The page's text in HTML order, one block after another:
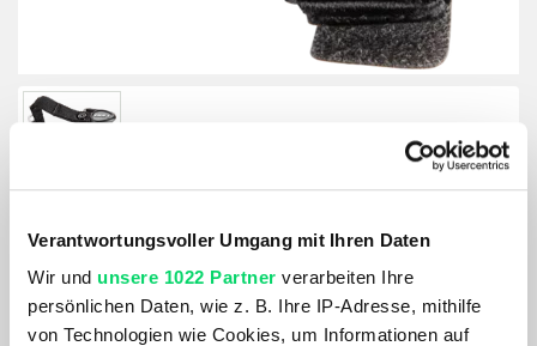
Verantwortungsvoller Umgang mit Ihren Daten
Wir und unsere 1022 Partner verarbeiten Ihre
persönlichen Daten, wie z. B. Ihre IP-Adresse, mithilfe
von Technologien wie Cookies, um Informationen auf
Leki Trigger S Vario Strap